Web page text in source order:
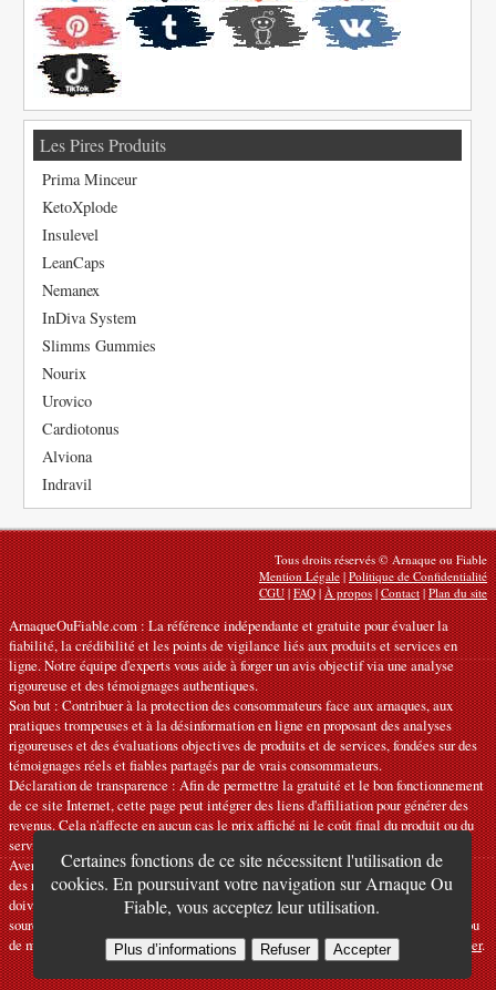
Certaines fonctions de ce site nécessitent l'utilisation de
cookies. En poursuivant votre navigation sur Arnaque Ou
Fiable, vous acceptez leur utilisation.
Plus d’informations Refuser Accepter
Les Pires Produits
Prima Minceur
KetoXplode
Insulevel
LeanCaps
Nemanex
InDiva System
Slimms Gummies
Nourix
Urovico
Cardiotonus
Alviona
Indravil
Tous droits réservés © Arnaque ou Fiable
Mention Légale|Politique de Confidentialité
CGU|FAQ|À propos|Contact|Plan du site
ArnaqueOuFiable.com : La référence indépendante et gratuite pour évaluer la
fiabilité, la crédibilité et les points de vigilance liés aux produits et services en
ligne. Notre équipe d'experts vous aide à forger un avis objectif via une analyse
rigoureuse et des témoignages authentiques.
Son but : Contribuer à la protection des consommateurs face aux arnaques, aux
pratiques trompeuses et à la désinformation en ligne en proposant des analyses
rigoureuses et des évaluations objectives de produits et de services, fondées sur des
témoignages réels et fiables partagés par de vrais consommateurs.
Déclaration de transparence : Afin de permettre la gratuité et le bon fonctionnement
de ce site Internet, cette page peut intégrer des liens d'affiliation pour générer des
revenus. Cela n'affecte en aucun cas le prix affiché ni le coût final du produit ou du
service.
Avertissements : Nos articles expriment des avis personnels et ne constituent pas
des recommandations officielles. Les informations fournies sont indicatives et
doivent être confirmées auprès du fabricant, du vendeur, du prestataire ou d’une
source officielle compétente. Nous déclinons toute responsabilité en cas d'erreur ou
de mauvaise utilisation. Si vous constatez une inexactitude, veuillez nous contacter.